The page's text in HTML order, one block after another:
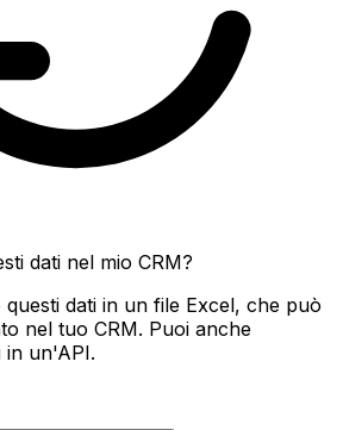
dati nel mio CRM?
dati in un file Excel, che può
nel tuo CRM. Puoi anche
in un'API.